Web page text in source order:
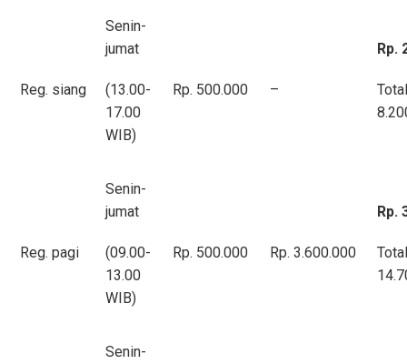
Reg. siang
Senin-
jumat
(13.00-
17.00
WIB)
Rp. 500.000 –
Rp.
Reg. pagi
Senin-
jumat
(09.00-
13.00
WIB)
Rp. 500.000 Rp. 3.600.000
Rp.
Senin-